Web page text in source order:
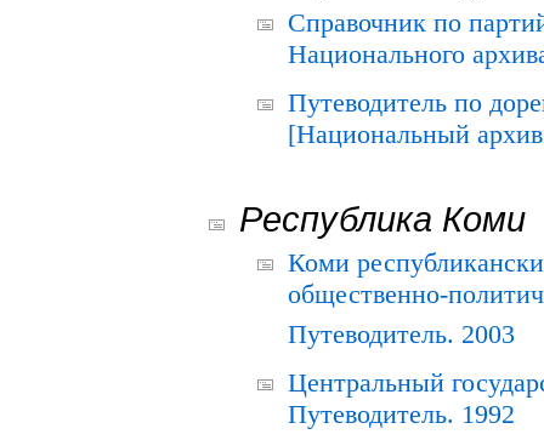
Справочник по
Национального
Путеводитель по
[Национальный
Республика Коми
Коми
общественно-
Путеводитель. 2003
Центральный
Путеводитель. 1992